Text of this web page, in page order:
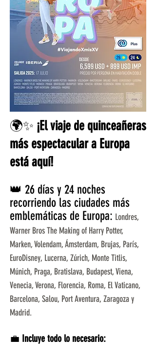
🌍✨ ¡El viaje de quinceañeras
más espectacular a Europa
está aquí!
👑 26 días y 24 noches
recorriendo las ciudades más
emblemáticas de Europa: Londres,
Warner Bros The Making of Harry Potter,
Marken, Volendam, Ámsterdam, Brujas, París,
EuroDisney, Lucerna, Zúrich, Monte Titlis,
Múnich, Praga, Bratislava, Budapest, Viena,
Venecia, Verona, Florencia, Roma, El Vaticano,
Barcelona, Salou, Port Aventura, Zaragoza y
Madrid.
💼 Incluye todo lo necesario: